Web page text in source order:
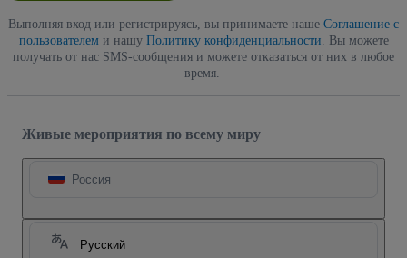
Выполняя вход или регистрируясь, вы принимаете наше Соглашение с
пользователеми нашу Политику конфиденциальности. Вы можете
получать от нас SMS-сообщения и можете отказаться от них в любое
время.
Живые мероприятия по всему миру
Россия
Русский